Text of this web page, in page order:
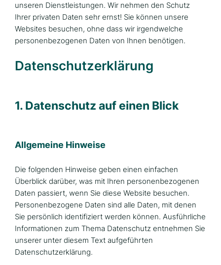
unseren Dienstleistungen. Wir nehmen den Schutz
Ihrer privaten Daten sehr ernst! Sie können unsere
Websites besuchen, ohne dass wir irgendwelche
personenbezogenen Daten von Ihnen benötigen.
Datenschutz­erklärung
1. Datenschutz auf einen Blick
Allgemeine Hinweise
Die folgenden Hinweise geben einen einfachen
Überblick darüber, was mit Ihren personenbezogenen
Daten passiert, wenn Sie diese Website besuchen.
Personenbezogene Daten sind alle Daten, mit denen
Sie persönlich identifiziert werden können. Ausführliche
Informationen zum Thema Datenschutz entnehmen Sie
unserer unter diesem Text aufgeführten
Datenschutzerklärung.